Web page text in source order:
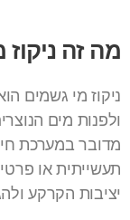
מה זה
ניקוז מי גשמים
ולפנות מים
מדובר במערכת
תעשייתית או
יציבות הקרקע